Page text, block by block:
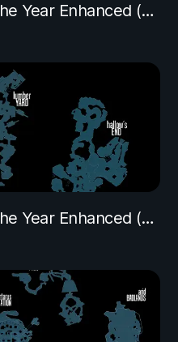
Borderlands Game of the Year Enhanced (Main)
Borderlands Game of the Year Enhanced (The Zombie Island of Dr. Ned DLC)